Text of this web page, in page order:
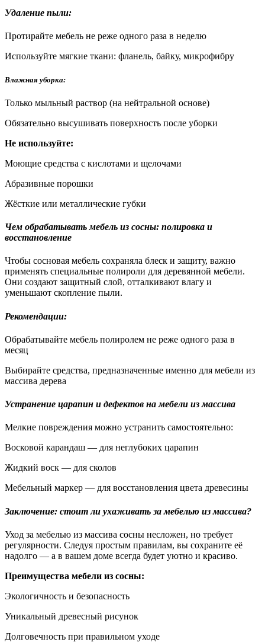
Удаление пыли:
Протирайте мебель не реже одного раза в неделю
Используйте мягкие ткани: фланель, байку, микрофибру
Влажная уборка:
Только мыльный раствор (на нейтральной основе)
Обязательно высушивать поверхность после уборки
Не используйте:
Моющие средства с кислотами и щелочами
Абразивные порошки
Жёсткие или металлические губки
Чем обрабатывать мебель из сосны: полировка и
восстановление
Чтобы сосновая мебель сохраняла блеск и защиту, важно
применять специальные полироли для деревянной мебели.
Они создают защитный слой, отталкивают влагу и
уменьшают скопление пыли.
Рекомендации:
Обрабатывайте мебель полиролем не реже одного раза в
месяц
Выбирайте средства, предназначенные именно для мебели из
массива дерева
Устранение царапин и дефектов на мебели из массива
Мелкие повреждения можно устранить самостоятельно:
Восковой карандаш — для неглубоких царапин
Жидкий воск — для сколов
Мебельный маркер — для восстановления цвета древесины
Заключение: стоит ли ухаживать за мебелью из массива?
Уход за мебелью из массива сосны несложен, но требует
регулярности. Следуя простым правилам, вы сохраните её
надолго — а в вашем доме всегда будет уютно и красиво.
Преимущества мебели из сосны:
Экологичность и безопасность
Уникальный древесный рисунок
Долговечность при правильном уходе